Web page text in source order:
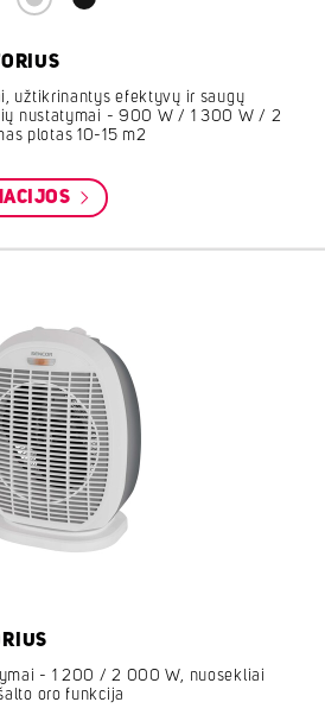
užtikrinantys efektyvų ir saugų
nustatymai - 900 W / 1 300 W / 2
plotas 10-15 m2
- 1 200 / 2 000 W, nuosekliai
oro funkcija